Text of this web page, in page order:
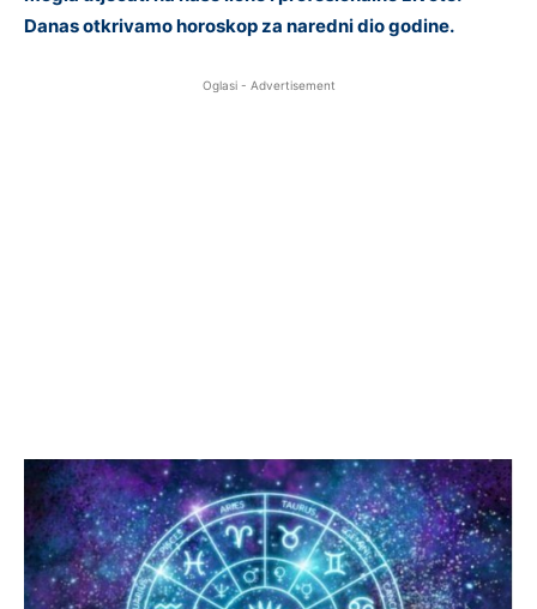
Danas otkrivamo horoskop za naredni dio godine.
Oglasi - Advertisement